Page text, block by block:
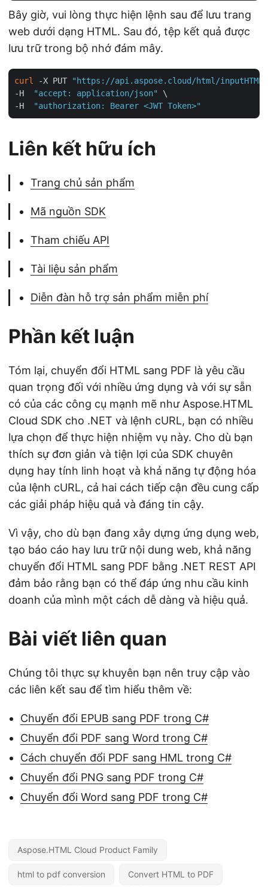
Bây giờ, vui lòng thực hiện lệnh sau để lưu trang
web dưới dạng HTML. Sau đó, tệp kết quả được
lưu trữ trong bộ nhớ đám mây.
curl -X PUT
"https://api.aspose.cloud/html/
-H
"accept: application/json"
\
-H
"authorization: Bearer <JWT Token>"
Liên kết hữu ích
Trang chủ sản phẩm
Mã nguồn SDK
Tham chiếu API
Tài liệu sản phẩm
Diễn đàn hỗ trợ sản phẩm miễn phí
Phần kết luận
Tóm lại, chuyển đổi HTML sang PDF là yêu cầu
quan trọng đối với nhiều ứng dụng và với sự sẵn
có của các công cụ mạnh mẽ như Aspose.HTML
Cloud SDK cho .NET và lệnh cURL, bạn có nhiều
lựa chọn để thực hiện nhiệm vụ này. Cho dù bạn
thích sự đơn giản và tiện lợi của SDK chuyên
dụng hay tính linh hoạt và khả năng tự động hóa
của lệnh cURL, cả hai cách tiếp cận đều cung cấp
các giải pháp hiệu quả và đáng tin cậy.
Vì vậy, cho dù bạn đang xây dựng ứng dụng web,
tạo báo cáo hay lưu trữ nội dung web, khả năng
chuyển đổi HTML sang PDF bằng .NET REST API
đảm bảo rằng bạn có thể đáp ứng nhu cầu kinh
doanh của mình một cách dễ dàng và hiệu quả.
Bài viết liên quan
Chúng tôi thực sự khuyên bạn nên truy cập vào
các liên kết sau để tìm hiểu thêm về:
Chuyển đổi EPUB sang PDF trong C#
Chuyển đổi PDF sang Word trong C#
Cách chuyển đổi PDF sang HML trong C#
Chuyển đổi PNG sang PDF trong C#
Chuyển đổi Word sang PDF trong C#
Aspose.HTML Cloud Product Family
html to pdf conversion Convert HTML to PDF